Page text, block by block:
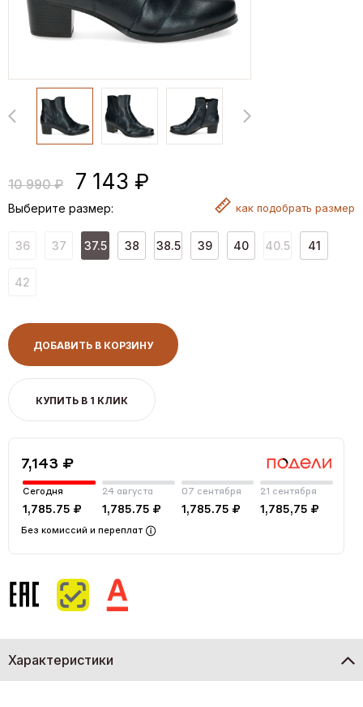
10 990 ₽ 7 143 ₽
Выберите размер: как подобрать размер
36 37 37.5 38 38.5 39 40 40.5 41
42
ДОБАВИТЬ В КОРЗИНУ
КУПИТЬ В 1 КЛИК
7,143 ₽
Сегодня
1,785.75 ₽
24 августа
1,785.75 ₽
07 сентября
1,785.75 ₽
21 сентября
1,785,75 ₽
Без комиссий и переплат
Характеристики